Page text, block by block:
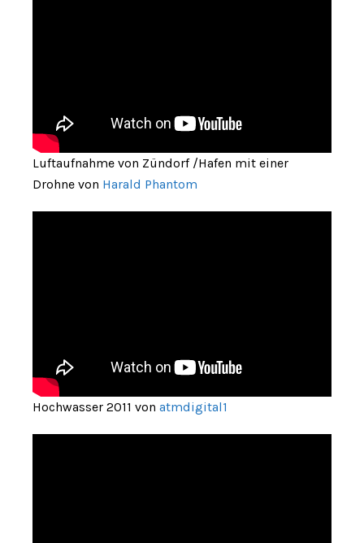
Luftaufnahme von Zündorf /Hafen mit einer
Drohne von Harald Phantom
Hochwasser 2011 von atmdigital1